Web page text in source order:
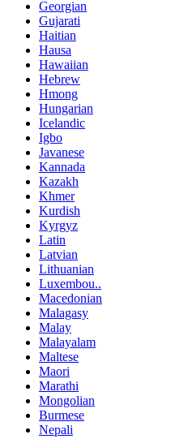
Georgian
Gujarati
Haitian
Hausa
Hawaiian
Hebrew
Hmong
Hungarian
Icelandic
Igbo
Javanese
Kannada
Kazakh
Khmer
Kurdish
Kyrgyz
Latin
Latvian
Lithuanian
Luxembou..
Macedonian
Malagasy
Malay
Malayalam
Maltese
Maori
Marathi
Mongolian
Burmese
Nepali